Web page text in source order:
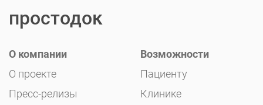
простодок
О компании
О проекте
Пресс-релизы
Возможности
Пациенту
Клинике